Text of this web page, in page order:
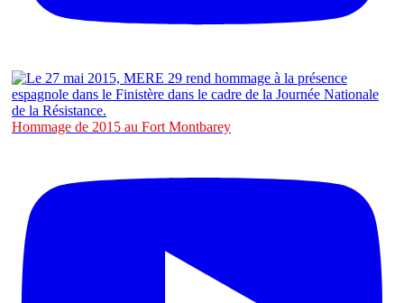
Hommage de 2015 au Fort Montbarey